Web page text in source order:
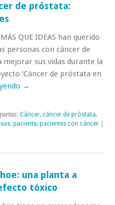
de próstata:
QUE IDEAS han querido
personas con cáncer de
sus vidas durante la
‘Cáncer de próstata en
→
Cáncer, cáncer de próstata,
, paciente, pacientes con cáncer
una planta a
tóxico